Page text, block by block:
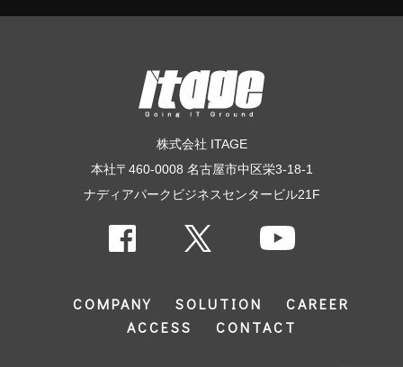
株式会社 ITAGE
本社〒460-0008 名古屋市中区栄3-18-1
ナディアパークビジネスセンタービル21F
COMPANY SOLUTION
CAREER
ACCESS
CONTACT